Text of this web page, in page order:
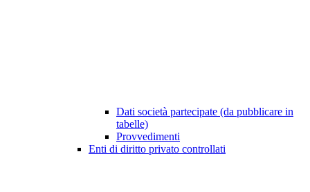
Dati società partecipate (da pubblicare in
tabelle)
Provvedimenti
Enti di diritto privato controllati